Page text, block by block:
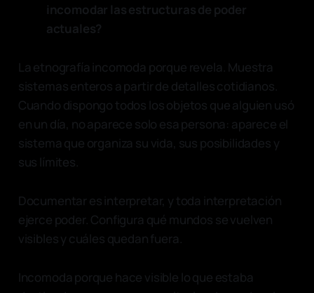
incomodar las estructuras de poder
actuales?
La etnografía incomoda porque revela. Muestra
sistemas enteros a partir de detalles cotidianos.
Cuando dispongo todos los objetos que alguien usó
en un día, no aparece solo esa persona: aparece el
sistema que organiza su vida, sus posibilidades y
sus límites.
Documentar es interpretar, y toda interpretación
ejerce poder. Configura qué mundos se vuelven
visibles y cuáles quedan fuera.
Incomoda porque hace visible lo que estaba